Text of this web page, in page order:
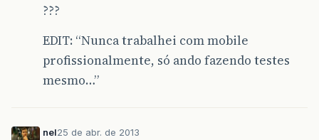
???
EDIT: “Nunca trabalhei com mobile
profissionalmente, só ando fazendo testes
mesmo…”
nel25 de abr. de 2013